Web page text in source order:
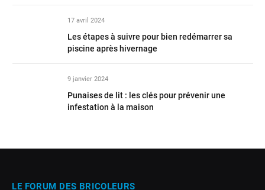
17 avril 2024
Les étapes à suivre pour bien redémarrer sa
piscine après hivernage
9 janvier 2024
Punaises de lit : les clés pour prévenir une
infestation à la maison
LE FORUM DES BRICOLEURS